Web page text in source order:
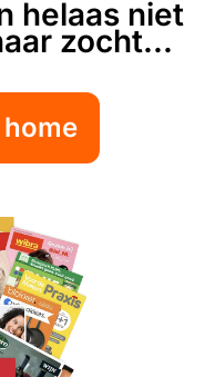
helaas niet
zocht...